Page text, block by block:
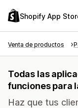
Shopify App
Venta de productos
Todas las
funciones para
Haz que tus